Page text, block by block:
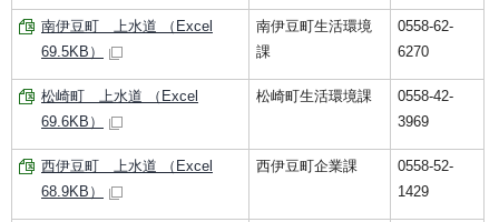
南伊豆町 上水道 （Excel
69.5KB）
南伊豆町生活環境
課
0558-62-
6270
松崎町 上水道 （Excel
69.6KB）
松崎町生活環境課
0558-42-
3969
西伊豆町 上水道 （Excel
68.9KB）
西伊豆町企業課
0558-52-
1429